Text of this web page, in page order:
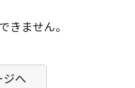
きません。
ジへ